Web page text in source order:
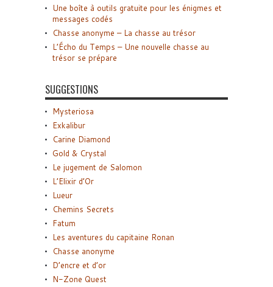
Une boîte à outils gratuite pour les énigmes et
messages codés
Chasse anonyme – La chasse au trésor
L’Écho du Temps – Une nouvelle chasse au
trésor se prépare
SUGGESTIONS
Mysteriosa
Exkalibur
Carine Diamond
Gold & Crystal
Le jugement de Salomon
L’Elixir d’Or
Lueur
Chemins Secrets
Fatum
Les aventures du capitaine Ronan
Chasse anonyme
D’encre et d’or
N-Zone Quest